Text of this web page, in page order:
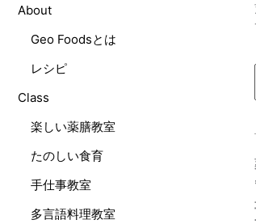
About
Geo Foodsとは
レシピ
Class
楽しい薬膳教室
たのしい食育
手仕事教室
多言語料理教室